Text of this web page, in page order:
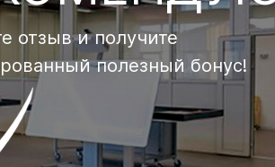
отзыв и получите
полезный бонус!